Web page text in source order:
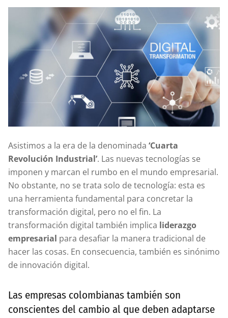
Asistimos a la era de la denominada ‘Cuarta
Revolución Industrial’. Las nuevas tecnologías se
imponen y marcan el rumbo en el mundo empresarial.
No obstante, no se trata solo de tecnología: esta es
una herramienta fundamental para concretar la
transformación digital, pero no el fin. La
transformación digital también implica liderazgo
empresarial para desafiar la manera tradicional de
hacer las cosas. En consecuencia, también es sinónimo
de innovación digital.
Las empresas colombianas también son
conscientes del cambio al que deben adaptarse